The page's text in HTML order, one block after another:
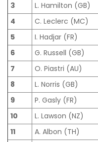
3 L. Hamilton (GB)
4
C. Leclerc (MC)
5
I. Hadjar (FR)
6
G. Russell (GB)
7
O. Piastri (AU)
8
L. Norris (GB)
9
P. Gasly (FR)
10
L. Lawson (NZ)
11
A. Albon (TH)